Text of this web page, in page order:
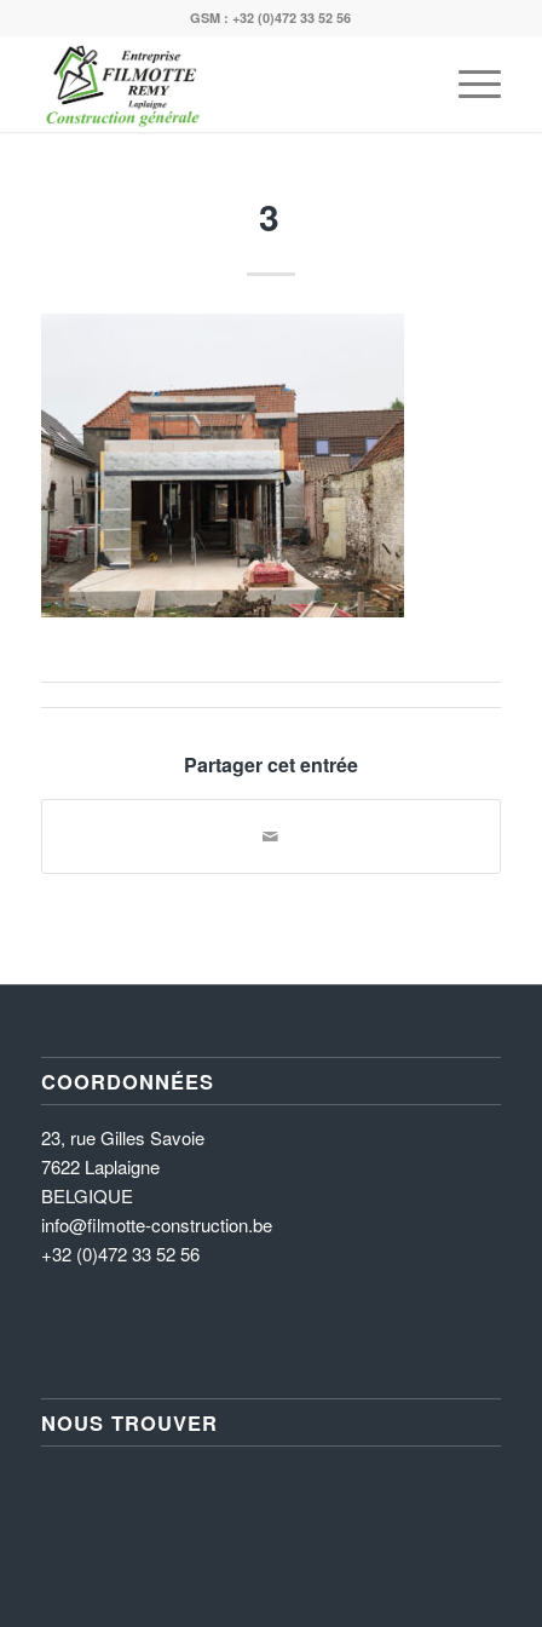
GSM :+32 (0)472 33 52 56
3
Partager cet entrée
COORDONNÉES
23, rue Gilles Savoie
7622 Laplaigne
BELGIQUE
info@filmotte-construction.be
+32 (0)472 33 52 56
NOUS TROUVER